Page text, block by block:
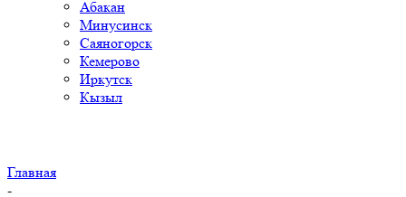
Абакан
Минусинск
Саяногорск
Кемерово
Иркутск
Кызыл
Главная
-